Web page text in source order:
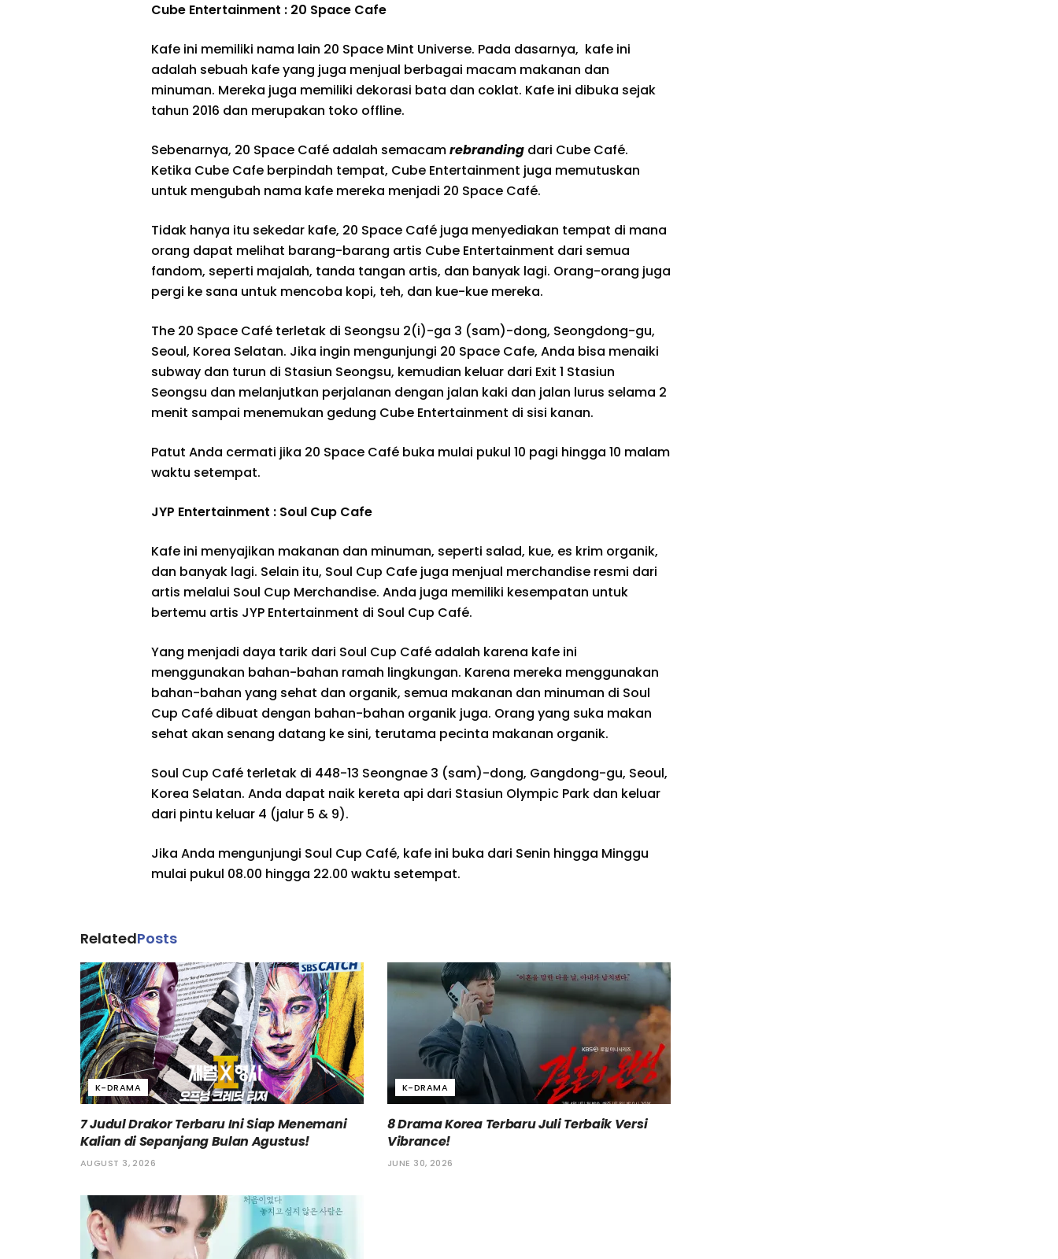
Cube Entertainment : 20 Space Cafe
Kafe ini memiliki nama lain 20 Space Mint Universe. Pada dasarnya, kafe ini
adalah sebuah kafe yang juga menjual berbagai macam makanan dan
minuman. Mereka juga memiliki dekorasi bata dan coklat. Kafe ini dibuka sejak
tahun 2016 dan merupakan toko offline.
Sebenarnya, 20 Space Café adalah semacamrebranding dari Cube Café.
Ketika Cube Cafe berpindah tempat, Cube Entertainment juga memutuskan
untuk mengubah nama kafe mereka menjadi 20 Space Café.
Tidak hanya itu sekedar kafe, 20 Space Café juga menyediakan tempat di mana
orang dapat melihat barang-barang artis Cube Entertainment dari semua
fandom, seperti majalah, tanda tangan artis, dan banyak lagi. Orang-orang juga
pergi ke sana untuk mencoba kopi, teh, dan kue-kue mereka.
The 20 Space Café terletak di Seongsu 2(i)-ga 3 (sam)-dong, Seongdong-gu,
Seoul, Korea Selatan. Jika ingin mengunjungi 20 Space Cafe, Anda bisa menaiki
subway dan turun di Stasiun Seongsu, kemudian keluar dari Exit 1 Stasiun
Seongsu dan melanjutkan perjalanan dengan jalan kaki dan jalan lurus selama 2
menit sampai menemukan gedung Cube Entertainment di sisi kanan.
Patut Anda cermati jika 20 Space Café buka mulai pukul 10 pagi hingga 10 malam
waktu setempat.
JYP Entertainment : Soul Cup Cafe
Kafe ini menyajikan makanan dan minuman, seperti salad, kue, es krim organik,
dan banyak lagi. Selain itu, Soul Cup Cafe juga menjual merchandise resmi dari
artis melalui Soul Cup Merchandise. Anda juga memiliki kesempatan untuk
bertemu artis JYP Entertainment di Soul Cup Café.
Yang menjadi daya tarik dari Soul Cup Café adalah karena kafe ini
menggunakan bahan-bahan ramah lingkungan. Karena mereka menggunakan
bahan-bahan yang sehat dan organik, semua makanan dan minuman di Soul
Cup Café dibuat dengan bahan-bahan organik juga. Orang yang suka makan
sehat akan senang datang ke sini, terutama pecinta makanan organik.
Soul Cup Café terletak di 448-13 Seongnae 3 (sam)-dong, Gangdong-gu, Seoul,
Korea Selatan. Anda dapat naik kereta api dari Stasiun Olympic Park dan keluar
dari pintu keluar 4 (jalur 5 & 9).
Jika Anda mengunjungi Soul Cup Café, kafe ini buka dari Senin hingga Minggu
mulai pukul 08.00 hingga 22.00 waktu setempat.
RelatedPosts
K-DRAMA
7 Judul Drakor Terbaru Ini Siap Menemani
Kalian di Sepanjang Bulan Agustus!
AUGUST 3, 2026
K-DRAMA
8 Drama Korea Terbaru Juli Terbaik Versi
Vibrance!
JUNE 30, 2026